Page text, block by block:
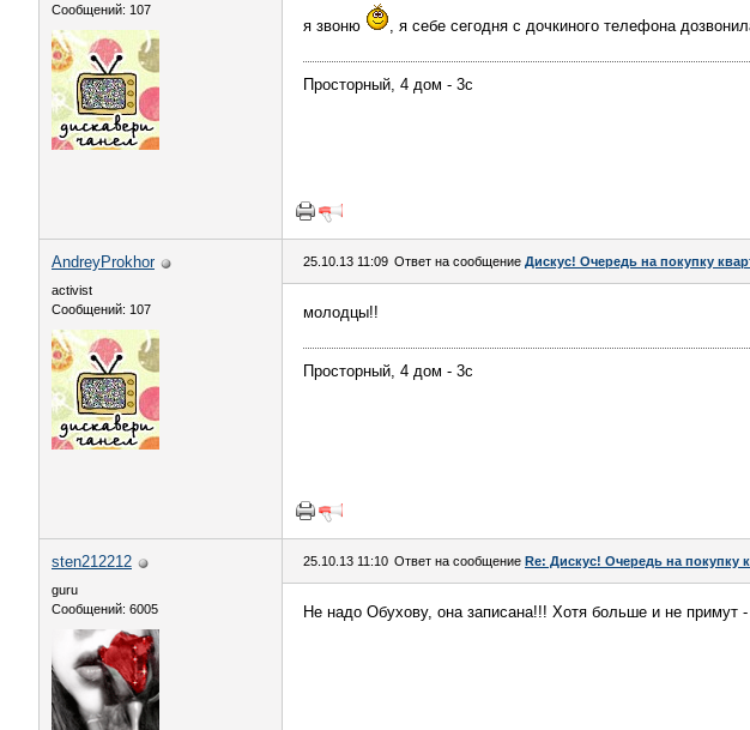
Сообщений: 107
я звоню , я себе сегодня с дочкиного телефона
Просторный, 4 дом - 3с
AndreyProkhor
activist
Сообщений: 107
25.10.13 11:09 Ответ на сообщение Дискус! Очередь на покупку
молодцы!!
Просторный, 4 дом - 3с
sten212212
guru
Сообщений: 6005
25.10.13 11:10 Ответ на сообщение Re: Дискус! Очередь на покупку
Не надо Обухову, она записана!!! Хотя больше и не примут